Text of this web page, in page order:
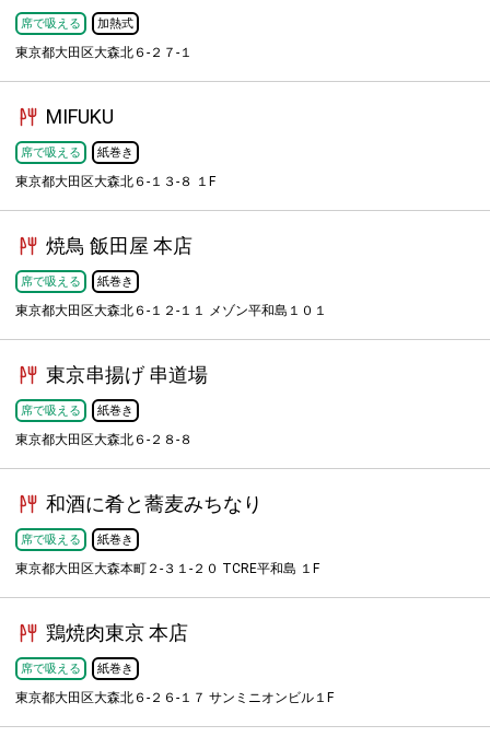
席で吸える 加熱式
東京都大田区大森北６-２７-１
MIFUKU
席で吸える 紙巻き
東京都大田区大森北６-１３-８ １F
焼鳥 飯田屋 本店
席で吸える 紙巻き
東京都大田区大森北６-１２-１１ メゾン平和島１０１
東京串揚げ 串道場
席で吸える 紙巻き
東京都大田区大森北６-２８-８
和酒に肴と蕎麦みちなり
席で吸える 紙巻き
東京都大田区大森本町２-３１-２０ TCRE平和島 １F
鶏焼肉東京 本店
席で吸える 紙巻き
東京都大田区大森北６-２６-１７ サンミニオンビル１F